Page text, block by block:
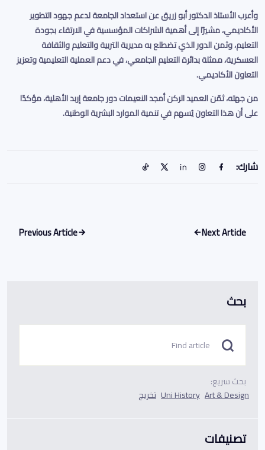
وأعرب الأستاذ الدكتور أبو زريق عن استعداد الجامعة لدعم جهود التطوير
الأكاديمي، مشيرًا إلى أهمية الشراكات المؤسسية في الارتقاء بجودة
التعليم،وثمن الدور الذي تضطلع به مديرية التربية والتعليم والثقافة
العسكرية، ممثلة بدائرة التعليم الجامعي، في دعم العملية التعليمية وتعزيز
التعاون الأكاديمي.
من جهته، ثمّن العميد الركن أمجد النعيمات دور جامعة إربد الأهلية، مؤكدًا
على أن هذا التعاون يُسهم في تنمية الموارد البشرية الوطنية.
شارك:
Next Article
Previous Article
بحث
بحث سريع:
Art & Design
Uni History تخريج
تصنيفات